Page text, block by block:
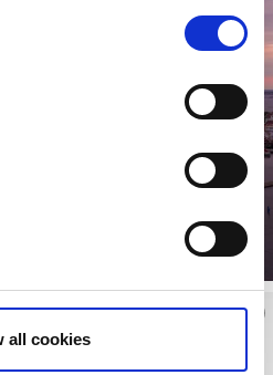
all cookies